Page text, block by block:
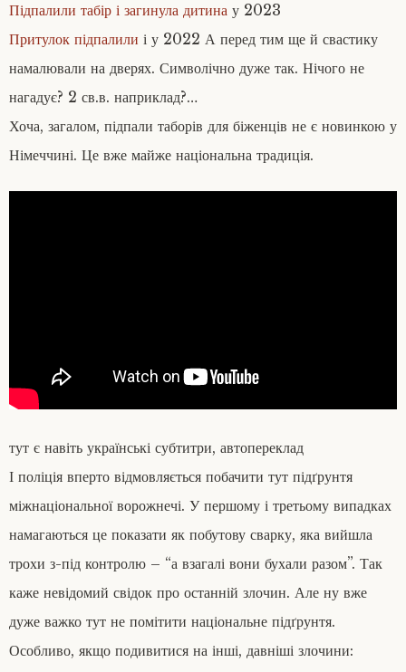
Підпалили табір і загинула дитина у 2023
Притулок підпалили і у 2022 А перед тим ще й свастику
намалювали на дверях. Символічно дуже так. Нічого не
нагадує? 2 св.в. наприклад?…
Хоча, загалом, підпали таборів для біженців не є новинкою у
Німеччині. Це вже майже національна традиція.
тут є навіть українські субтитри, автопереклад
І поліція вперто відмовляється побачити тут підґрунтя
міжнаціональної ворожнечі. У першому і третьому випадках
намагаються це показати як побутову сварку, яка вийшла
трохи з-під контролю – “а взагалі вони бухали разом”. Так
каже невідомий свідок про останній злочин. Але ну вже
дуже важко тут не помітити національне підґрунтя.
Особливо, якщо подивитися на інші, давніші злочини: